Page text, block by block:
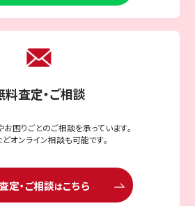
料査定・ご相談
困りごとのご相談を承っています。
オンライン相談も可能です。
定・ご相談はこちら